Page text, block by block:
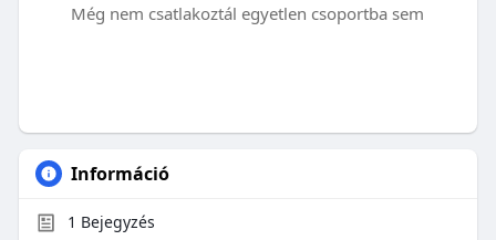
Még nem csatlakoztál egyetlen csoportba sem
Információ
1 Bejegyzés